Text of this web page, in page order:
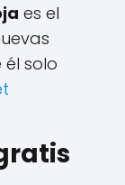
es el
solo